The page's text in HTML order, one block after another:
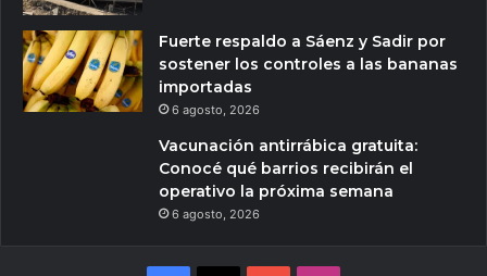
Fuerte respaldo a Sáenz y Sadir por
sostener los controles a las bananas
importadas
6 agosto, 2026
Vacunación antirrábica gratuita:
Conocé qué barrios recibirán el
operativo la próxima semana
6 agosto, 2026